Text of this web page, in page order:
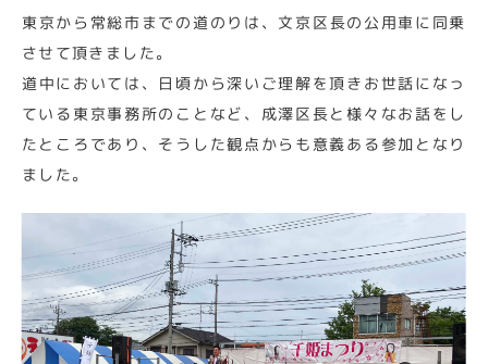
東京から常総市までの道のりは、文京区長の公用車に同乗
させて頂きました。
道中においては、日頃から深いご理解を頂きお世話になっ
ている東京事務所のことなど、成澤区長と様々なお話をし
たところであり、そうした観点からも意義ある参加となり
ました。